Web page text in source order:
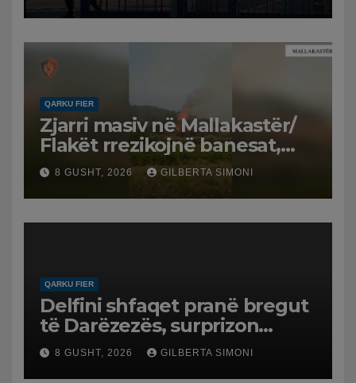
QARKU FIER
Zjarri masiv në Mallakastër/
Flakët rrezikojnë banesat,
Policia evakuon disa familje
në Koilac
8 GUSHT, 2026 GILBERTA SIMONI
QARKU FIER
Delfini shfaqet pranë bregut
të Darëzezës, surprizon
pushuesit dhe banorët
8 GUSHT, 2026 GILBERTA SIMONI